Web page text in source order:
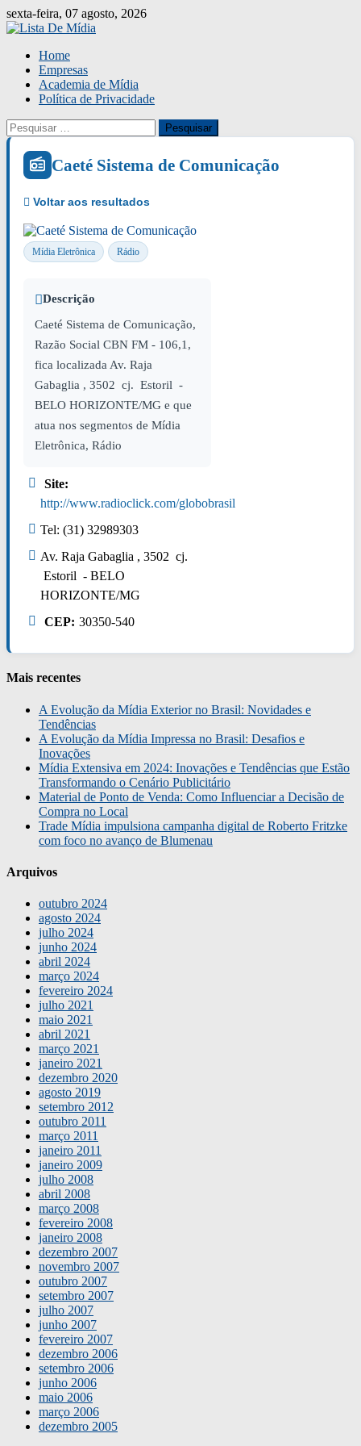
Skip
to
sexta-feira, 07 agosto, 2026
Home
Empresas
Academia de Mídia
Política de Privacidade
Pesquisar
por:
Caeté Sistema de Comunicação
Mídia Eletrônica Rádio
Descrição
Caeté Sistema de Comunicação,
Razão Social CBN FM - 106,1,
fica localizada Av. Raja
Gabaglia , 3502 cj. Estoril -
BELO HORIZONTE/MG e que
atua nos segmentos de Mídia
Eletrônica, Rádio
Site:
http://www.radioclick.com/globobrasil
Tel: (31) 32989303
Av. Raja Gabaglia , 3502 cj.
Estoril - BELO
HORIZONTE/MG
CEP: 30350-540
Mais recentes
A Evolução da Mídia Exterior no Brasil: Novidades e
Tendências
A Evolução da Mídia Impressa no Brasil: Desafios e
Inovações
Mídia Extensiva em 2024: Inovações e Tendências que Estão
Transformando o Cenário Publicitário
Material de Ponto de Venda: Como Influenciar a Decisão de
Compra no Local
Trade Mídia impulsiona campanha digital de Roberto Fritzke
com foco no avanço de Blumenau
Arquivos
outubro 2024
agosto 2024
julho 2024
junho 2024
abril 2024
março 2024
fevereiro 2024
julho 2021
maio 2021
abril 2021
março 2021
janeiro 2021
dezembro 2020
agosto 2019
setembro 2012
outubro 2011
março 2011
janeiro 2011
janeiro 2009
julho 2008
abril 2008
março 2008
fevereiro 2008
janeiro 2008
dezembro 2007
novembro 2007
outubro 2007
setembro 2007
julho 2007
junho 2007
fevereiro 2007
dezembro 2006
setembro 2006
junho 2006
maio 2006
março 2006
dezembro 2005